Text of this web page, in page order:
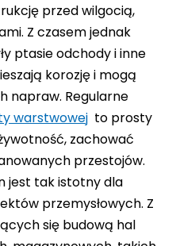
przed wilgocią,
Z czasem jednak
ptasie odchody i inne
korozję i mogą
napraw. Regularne
warstwowej to prosty
zachować
przestojów.
jest tak istotny dla
przemysłowych. Z
się budową hal